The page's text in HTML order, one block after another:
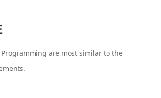
are most similar to the